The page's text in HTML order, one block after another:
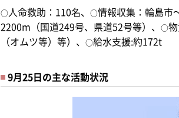
○人命救助：110名、 ○情報収集：輪島市
2200m（国道249号、県道52号等）、
○
（オムツ等）等）、
○給水支援:約172t
9月25日の主な活動状況